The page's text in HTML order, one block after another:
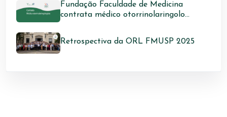
Fundação Faculdade de Medicina
contrata médico otorrinolaringolo...
Retrospectiva da ORL FMUSP 2025